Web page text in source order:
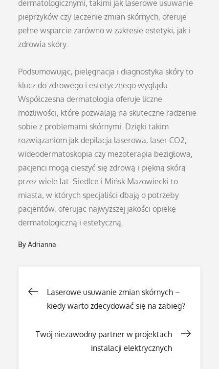
dermatologicznymi, takimi jak laserowe usuwanie
pieprzyków czy leczenie zmian skórnych, oferuje
pełne wsparcie zarówno w zakresie estetyki, jak i
zdrowia skóry.
Podsumowując, pielęgnacja i diagnostyka skóry to
klucz do zdrowego i estetycznego wyglądu.
Współczesna dermatologia oferuje liczne
możliwości, które pozwalają na skuteczne radzenie
sobie z problemami skórnymi. Dzięki takim
rozwiązaniom jak depilacja laserowa, laser CO2,
wideodermatoskopia czy mezoterapia bezigłowa,
pacjenci mogą cieszyć się zdrową i piękną skórą
przez wiele lat. Siedlce i Mińsk Mazowiecki to
miasta, w których specjaliści dbają o potrzeby
pacjentów, oferując najwyższej jakości opiekę
dermatologiczną i estetyczną.
ByAdrianna
Nawigacja
Laserowe usuwanie zmian skórnych –
kiedy warto zdecydować się na zabieg?
Twój niezawodny partner w projektach
instalacji elektrycznych